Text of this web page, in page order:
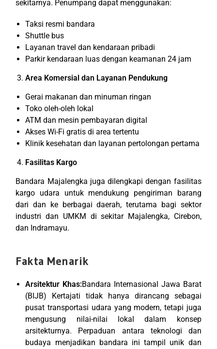
sekitarnya. Penumpang dapat menggunakan:
Taksi resmi bandara
Shuttle bus
Layanan travel dan kendaraan pribadi
Parkir kendaraan luas dengan keamanan 24 jam
Area Komersial dan Layanan Pendukung
Gerai makanan dan minuman ringan
Toko oleh-oleh lokal
ATM dan mesin pembayaran digital
Akses Wi-Fi gratis di area tertentu
Klinik kesehatan dan layanan pertolongan pertama
Fasilitas Kargo
Bandara Majalengka juga dilengkapi dengan fasilitas
kargo udara untuk mendukung pengiriman barang
dari dan ke berbagai daerah, terutama bagi sektor
industri dan UMKM di sekitar Majalengka, Cirebon,
dan Indramayu.
Fakta Menarik
Arsitektur Khas:Bandara Internasional Jawa Barat
(BIJB) Kertajati tidak hanya dirancang sebagai
pusat transportasi udara yang modern, tetapi juga
mengusung nilai-nilai lokal dalam konsep
arsitekturnya. Perpaduan antara teknologi dan
budaya menjadikan bandara ini tampil unik dan